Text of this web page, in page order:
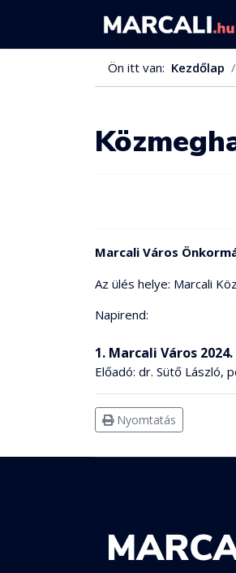
Ön itt van: Kezdőlap
Marcali Város
Az ülés helye: Marcali
Napirend:
1. Marcali Város
Előadó: dr. Sütő László,
Nyomtatás